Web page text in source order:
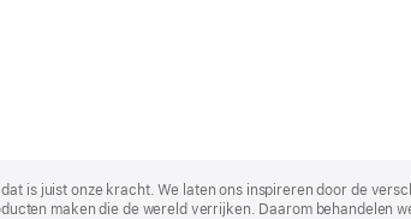
is juist onze kracht. We laten ons inspireren door de
maken die de wereld verrijken. Daarom behandelen